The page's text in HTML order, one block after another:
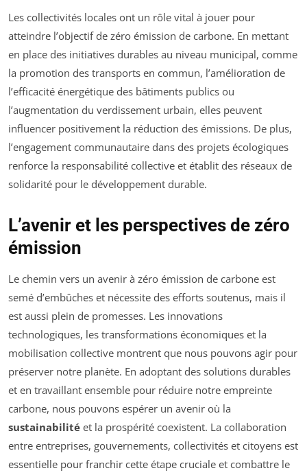
Les collectivités locales ont un rôle vital à jouer pour
atteindre l’objectif de zéro émission de carbone. En mettant
en place des initiatives durables au niveau municipal, comme
la promotion des transports en commun, l’amélioration de
l’efficacité énergétique des bâtiments publics ou
l’augmentation du verdissement urbain, elles peuvent
influencer positivement la réduction des émissions. De plus,
l’engagement communautaire dans des projets écologiques
renforce la responsabilité collective et établit des réseaux de
solidarité pour le développement durable.
L’avenir et les perspectives de zéro
émission
Le chemin vers un avenir à zéro émission de carbone est
semé d’embûches et nécessite des efforts soutenus, mais il
est aussi plein de promesses. Les innovations
technologiques, les transformations économiques et la
mobilisation collective montrent que nous pouvons agir pour
préserver notre planète. En adoptant des solutions durables
et en travaillant ensemble pour réduire notre empreinte
carbone, nous pouvons espérer un avenir où la
sustainabilité et la prospérité coexistent. La collaboration
entre entreprises, gouvernements, collectivités et citoyens est
essentielle pour franchir cette étape cruciale et combattre le